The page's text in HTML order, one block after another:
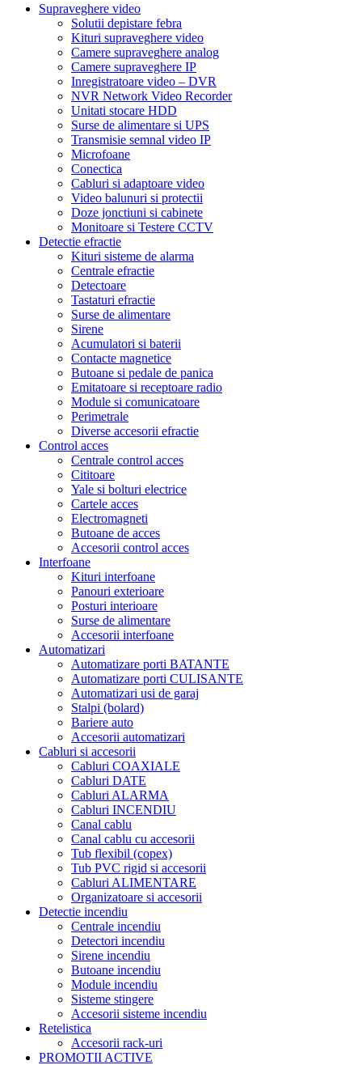
Supraveghere video
Solutii depistare febra
Kituri supraveghere video
Camere supraveghere analog
Camere supraveghere IP
Inregistratoare video – DVR
NVR Network Video Recorder
Unitati stocare HDD
Surse de alimentare si UPS
Transmisie semnal video IP
Microfoane
Conectica
Cabluri si adaptoare video
Video balunuri si protectii
Doze jonctiuni si cabinete
Monitoare si Testere CCTV
Detectie efractie
Kituri sisteme de alarma
Centrale efractie
Detectoare
Tastaturi efractie
Surse de alimentare
Sirene
Acumulatori si baterii
Contacte magnetice
Butoane si pedale de panica
Emitatoare si receptoare radio
Module si comunicatoare
Perimetrale
Diverse accesorii efractie
Control acces
Centrale control acces
Cititoare
Yale si bolturi electrice
Cartele acces
Electromagneti
Butoane de acces
Accesorii control acces
Interfoane
Kituri interfoane
Panouri exterioare
Posturi interioare
Surse de alimentare
Accesorii interfoane
Automatizari
Automatizare porti BATANTE
Automatizare porti CULISANTE
Automatizari usi de garaj
Stalpi (bolard)
Bariere auto
Accesorii automatizari
Cabluri si accesorii
Cabluri COAXIALE
Cabluri DATE
Cabluri ALARMA
Cabluri INCENDIU
Canal cablu
Canal cablu cu accesorii
Tub flexibil (copex)
Tub PVC rigid si accesorii
Cabluri ALIMENTARE
Organizatoare si accesorii
Detectie incendiu
Centrale incendiu
Detectori incendiu
Sirene incendiu
Butoane incendiu
Module incendiu
Sisteme stingere
Accesorii sisteme incendiu
Retelistica
Accesorii rack-uri
PROMOTII ACTIVE